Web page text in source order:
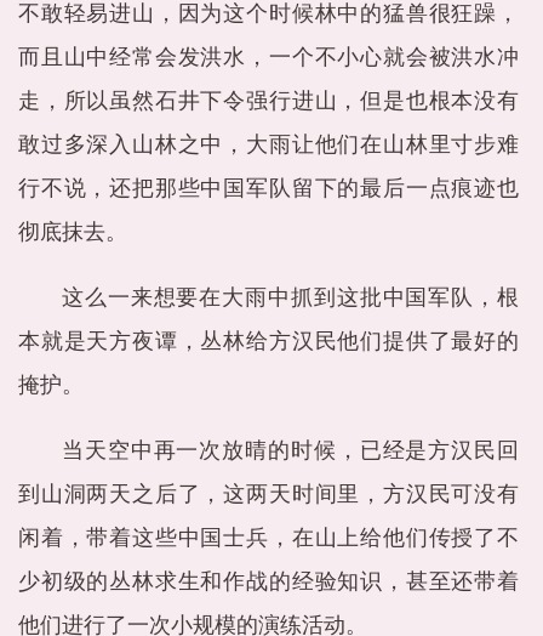
不敢轻易进山，因为这个时候林中的猛兽很狂躁，
而且山中经常会发洪水，一个不小心就会被洪水冲
走，所以虽然石井下令强行进山，但是也根本没有
敢过多深入山林之中，大雨让他们在山林里寸步难
行不说，还把那些中国军队留下的最后一点痕迹也
彻底抹去。
这么一来想要在大雨中抓到这批中国军队，根
本就是天方夜谭，丛林给方汉民他们提供了最好的
掩护。
当天空中再一次放晴的时候，已经是方汉民回
到山洞两天之后了，这两天时间里，方汉民可没有
闲着，带着这些中国士兵，在山上给他们传授了不
少初级的丛林求生和作战的经验知识，甚至还带着
他们进行了一次小规模的演练活动。